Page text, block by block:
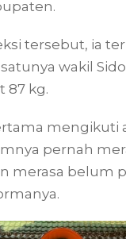
tersebut, ia
wakil
87 kg.
mengikuti
pernah
merasa belum